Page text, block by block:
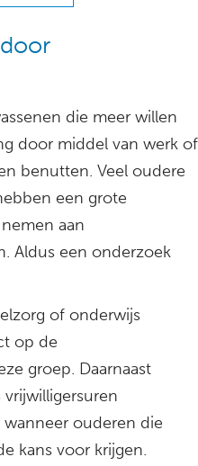
die meer willen
door middel van werk of
benutten. Veel oudere
een grote
aan
Aldus een onderzoek
of onderwijs
op de
groep. Daarnaast
ouderen die
kans voor krijgen.